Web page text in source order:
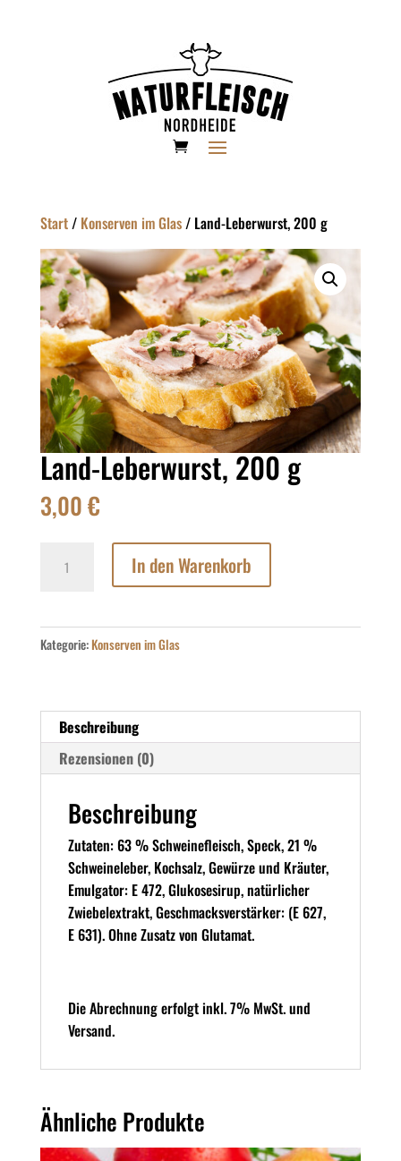
Start/ Konserven im Glas/ Land-Leberwurst, 200 g
Land-Leberwurst, 200 g
3,00€
Leberwurst,
Menge
In den Warenkorb
Kategorie:Konserven im Glas
Beschreibung
Rezensionen (0)
Beschreibung
Zutaten: 63 % Schweinefleisch, Speck, 21 %
Schweineleber, Kochsalz, Gewürze und Kräuter,
Emulgator: E 472, Glukosesirup, natürlicher
Zwiebelextrakt, Geschmacksverstärker: (E 627,
E 631). Ohne Zusatz von Glutamat.
Die Abrechnung erfolgt inkl. 7% MwSt. und
Versand.
Ähnliche Produkte